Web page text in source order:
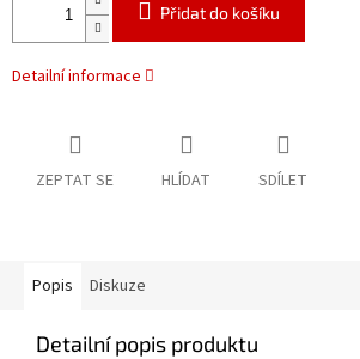
Přidat do košíku
Detailní informace
ZEPTAT SE HLÍDAT SDÍLET
Popis Diskuze
Detailní popis produktu